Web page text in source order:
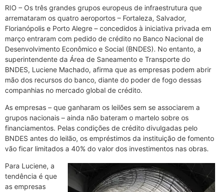
RIO – Os três grandes grupos europeus de infraestrutura que
arremataram os quatro aeroportos – Fortaleza, Salvador,
Florianópolis e Porto Alegre – concedidos à iniciativa privada em
março entraram com pedido de crédito no Banco Nacional de
Desenvolvimento Econômico e Social (BNDES). No entanto, a
superintendente da Área de Saneamento e Transporte do
BNDES, Luciene Machado, afirma que as empresas podem abrir
mão dos recursos do banco, diante do poder de fogo dessas
companhias no mercado global de crédito.
As empresas – que ganharam os leilões sem se associarem a
grupos nacionais – ainda não bateram o martelo sobre os
financiamentos. Pelas condições de crédito divulgadas pelo
BNDES antes do leilão, os empréstimos da instituição de fomento
vão ficar limitados a 40% do valor dos investimentos nas obras.
Para Luciene, a
tendência é que
as empresas